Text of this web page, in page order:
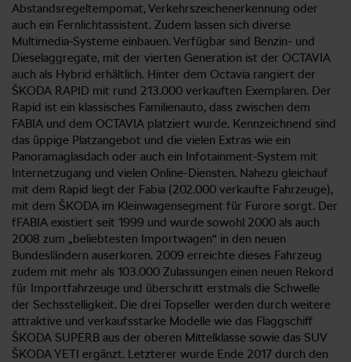
Abstandsregeltempomat, Verkehrszeichenerkennung oder
auch ein Fernlichtassistent. Zudem lassen sich diverse
Multimedia-Systeme einbauen. Verfügbar sind Benzin- und
Dieselaggregate, mit der vierten Generation ist der OCTAVIA
auch als Hybrid erhältlich. Hinter dem Octavia rangiert der
ŠKODA RAPID mit rund 213.000 verkauften Exemplaren. Der
Rapid ist ein klassisches Familienauto, dass zwischen dem
FABIA und dem OCTAVIA platziert wurde. Kennzeichnend sind
das üppige Platzangebot und die vielen Extras wie ein
Panoramaglasdach oder auch ein Infotainment-System mit
Internetzugang und vielen Online-Diensten. Nahezu gleichauf
mit dem Rapid liegt der Fabia (202.000 verkaufte Fahrzeuge),
mit dem ŠKODA im Kleinwagensegment für Furore sorgt. Der
fFABIA existiert seit 1999 und wurde sowohl 2000 als auch
2008 zum „beliebtesten Importwagen“ in den neuen
Bundesländern auserkoren. 2009 erreichte dieses Fahrzeug
zudem mit mehr als 103.000 Zulassungen einen neuen Rekord
für Importfahrzeuge und überschritt erstmals die Schwelle
der Sechsstelligkeit. Die drei Topseller werden durch weitere
attraktive und verkaufsstarke Modelle wie das Flaggschiff
ŠKODA SUPERB aus der oberen Mittelklasse sowie das SUV
ŠKODA YETI ergänzt. Letzterer wurde Ende 2017 durch den